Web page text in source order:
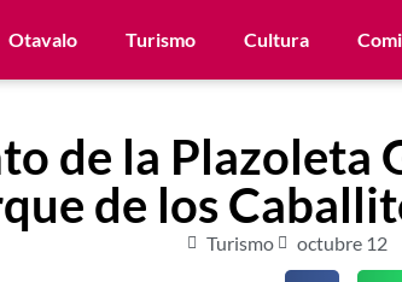
Otavalo Turismo Cultura
de la Plazoleta
de los
Turismo octubre 12